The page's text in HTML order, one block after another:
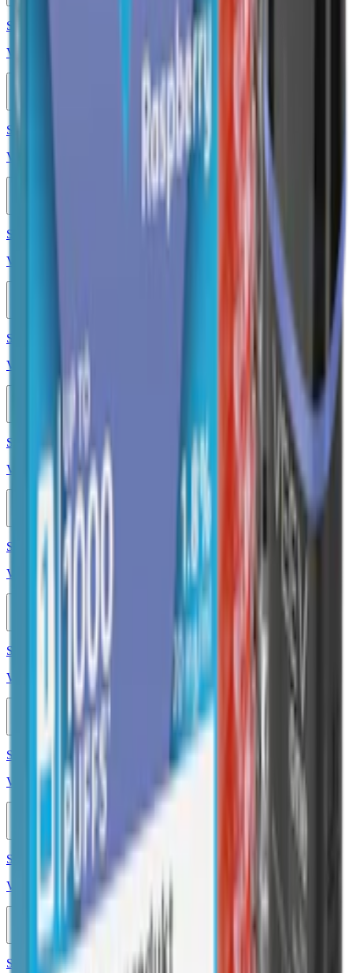
Styrka 20 mg · 800 Puffar
Vont Cube Havana Cola 800 20mg
Styrka 20 mg · 1000 Puffar
Vont Nova Visby 1000 20mg
Styrka 20 mg · 1000 Puffar
Vont Nova Berry Lemonade 1000 20mg
Styrka 20 mg · 1000 Puffar
Vont Nova Bubblegum 1000 20mg
Styrka 20 mg · 1000 Puffar
Vont Nova Cotton Candy 1000 20mg
815,50 kr
Köp
Styrka 20 mg · 1100 Puffar
Veev Now Ultra Grape 1100 20mg
Styrka 20 mg · 1000 Puffar
Vont Pod Lemon Lime 1000 20mg
649,50 kr
Köp
Styrka 20 mg · 1000 Puffar
Vont Pod Creamy Strawberry 1000 20mg
649,50 kr
Styrka Nikotinfri · 800 Puffar
Vont Cube Creamy Strawberry 800 0mg
689,50 kr
Köp
Styrka 20 mg · 800 Puffar